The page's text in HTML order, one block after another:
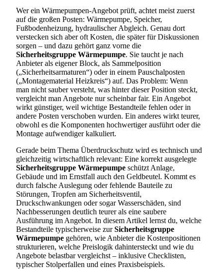
Wer ein Wärmepumpen-Angebot prüft, achtet meist zuerst
auf die großen Posten: Wärmepumpe, Speicher,
Fußbodenheizung, hydraulischer Abgleich. Genau dort
verstecken sich aber oft Kosten, die später für Diskussionen
sorgen – und dazu gehört ganz vorne die
Sicherheitsgruppe Wärmepumpe. Sie taucht je nach
Anbieter als eigener Block, als Sammelposition
(„Sicherheitsarmaturen“) oder in einem Pauschalposten
(„Montagematerial Heizkreis“) auf. Das Problem: Wenn
man nicht sauber versteht, was hinter dieser Position steckt,
vergleicht man Angebote nur scheinbar fair. Ein Angebot
wirkt günstiger, weil wichtige Bestandteile fehlen oder in
andere Posten verschoben wurden. Ein anderes wirkt teurer,
obwohl es die Komponenten hochwertiger ausführt oder die
Montage aufwendiger kalkuliert.
Gerade beim Thema Überdruckschutz wird es technisch und
gleichzeitig wirtschaftlich relevant: Eine korrekt ausgelegte
Sicherheitsgruppe Wärmepumpe schützt Anlage,
Gebäude und im Ernstfall auch den Geldbeutel. Kommt es
durch falsche Auslegung oder fehlende Bauteile zu
Störungen, Tropfen am Sicherheitsventil,
Druckschwankungen oder sogar Wasserschäden, sind
Nachbesserungen deutlich teurer als eine saubere
Ausführung im Angebot. In diesem Artikel lernst du, welche
Bestandteile typischerweise zurSicherheitsgruppe
Wärmepumpe gehören, wie Anbieter die Kostenpositionen
strukturieren, welche Preislogik dahintersteckt und wie du
Angebote belastbar vergleichst – inklusive Checklisten,
typischer Stolperfallen und eines Praxisbeispiels.